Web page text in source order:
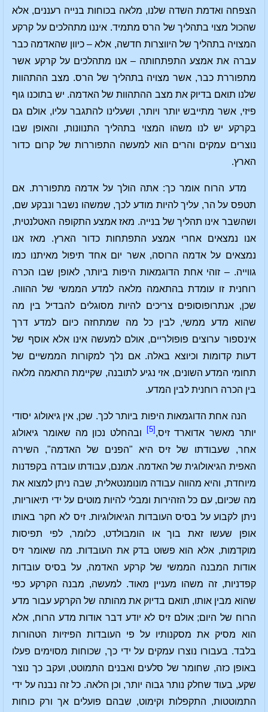
הצפחה ואדמת השדה שלנו, מלאה בכוחות בנייה רעננים, אלא
שהכול מצוי בתהליך של הרס מתמיד. איננו מתהלכים על קרקע
המצויה בתהליך של היווצרות חדשה, אלא – כיוון שהאדמה כבר
עברה את אמצע התפתחותה – אנו מתהלכים על קרקע אשר
מתפוררת כבר, אשר מצויה בתהליך של הרס. מצב ההתהוות
שלנו תואם בדיוק את מצב ההתהוות של האדמה. יש בתוכנו גוף
פיזי, אשר מתייבש יותר ויותר, ושעלינו להתגבר עליו, אולם גם
בקרקע יש לנו משהו המצוי בתהליך התנוונות, והאופן שבו
נוצרים עמקים והרים הוא למעשה התפוררות של קרום כדור
הארץ.
מדע הרוח אומר כך: אתה הולך על אדמה מתפוררת. אם
תטפס על הר, עליך להיות מודע לכך, שמשהו נשבר ונבקע שם,
ושהשבר אינו תהליך של בנייה. מאז אמצע התקופה האטלנטית,
אנו נמצאים אחרי אמצע התפתחות כדור הארץ. מאז אנו
נמצאים על אדמה הרוסה, אשר יום אחד תיפול מאיתנו כמו
גווייה. – זוהי אחת הדוגמאות היפות ביותר, לאופן שבו הכרה
רוחנית זו עומדת בהתאמה מלאה למדע הממשי של ההווה.
שכן, אנתרופוסופים צריכים להיות מסוגלים להבדיל בין מה
שהוא מדע ממשי, לבין כל מה שמתחזה כיום למדע דרך
אינספור ערוצים פופולריים, אולם למעשה אינו אלא אוסף של
דעות קדומות וכיוצא באלה. אם נלך למקורות הממשיים של
תחומי המדע השונים, אזי נגיע לתובנה, שקיימת התאמה מלאה
בין הכרה רוחנית לבין המדע.
הנה אחת הדוגמאות היפות ביותר לכך. שכן, אין גיאולוג יסודי
יותר מאשר אדוארד זיס, [5]
ובהחלט נכון מה שאומר גיאולוג
אחר, שעבודתו של זיס היא "הפנים של האדמה", השירה
האפית הגיאולוגית של האדמה. אמנם, עבודתו עובדה בקפדנות
מיוחדת, והיא מהווה עבודה מונומנטאלית, שבה ניתן למצוא את
מה שכיום, עם כל הזהירות ומבלי להיות מוטים על ידי תיאוריות,
ניתן לקבוע על בסיס העובדות הגיאולוגיות. זיס לא חקר באותו
אופן שעשו זאת בוך או הומבולדט, כלומר, לפי תפיסות
מוקדמות, אלא הוא פשוט בדק את העובדות. מה שאומר זיס
אודות המבנה הממשי של קרקע האדמה, על בסיס עובדות
קפדניות, זה משהו מעניין מאוד. למעשה, מבנה הקרקע כפי
שהוא מבין אותו, תואם בדיוק את מהותה של הקרקע עבור מדע
הרוח של היום; אולם זיס לא יודע דבר אודות מדע הרוח, אלא
הוא מסיק את מסקנותיו על פי העובדות הפיזיות הטהורות
בלבד. בעבורו נוצרו עמקים על ידי כך, שכוחות מסוימים פעלו
באופן כזה, שחומר של סלעים ואבנים התמוטט, ועקב כך נוצר
שקע, בעוד שחלק נותר גבוה יותר, וכן הלאה. כל זה נבנה על ידי
התמוטטות, התקפלות וקימוט, שבהם פועלים אך ורק כוחות